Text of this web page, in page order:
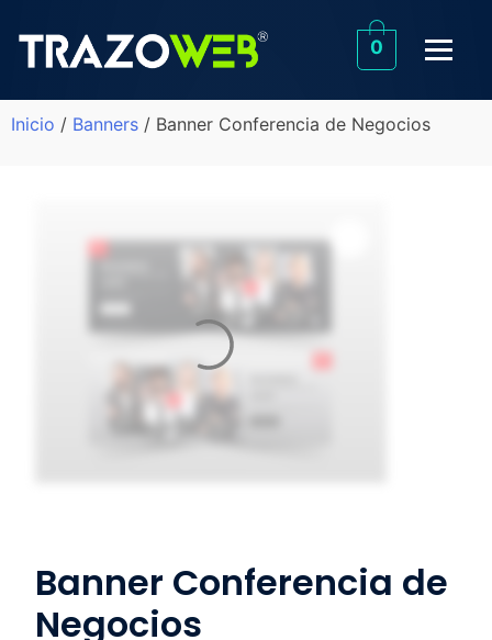
0
Inicio / Banners / Banner Conferencia de Negocios
Banner Conferencia de
Negocios